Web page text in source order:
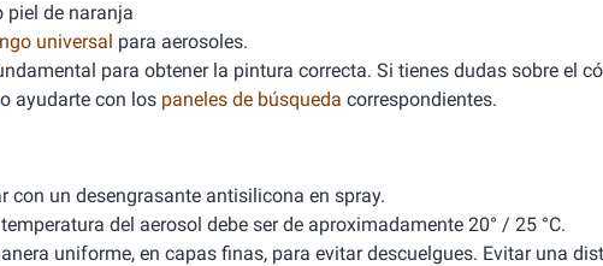
piel de naranja
universal para aerosoles.
para obtener la pintura correcta. Si tienes dudas sobre el
o ayudarte con los paneles de búsqueda correspondientes.
con un desengrasante antisilicona en spray.
del aerosol debe ser de aproximadamente 20° / 25 °C.
uniforme, en capas finas, para evitar descuelgues. Evitar una